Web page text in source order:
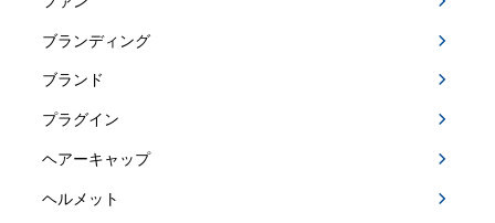
ブランディング
ブランド
プラグイン
ヘアーキャップ
ヘルメット